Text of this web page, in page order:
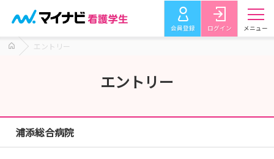
会員登録 ログイン メニュー
エントリー
エントリー
浦添総合病院